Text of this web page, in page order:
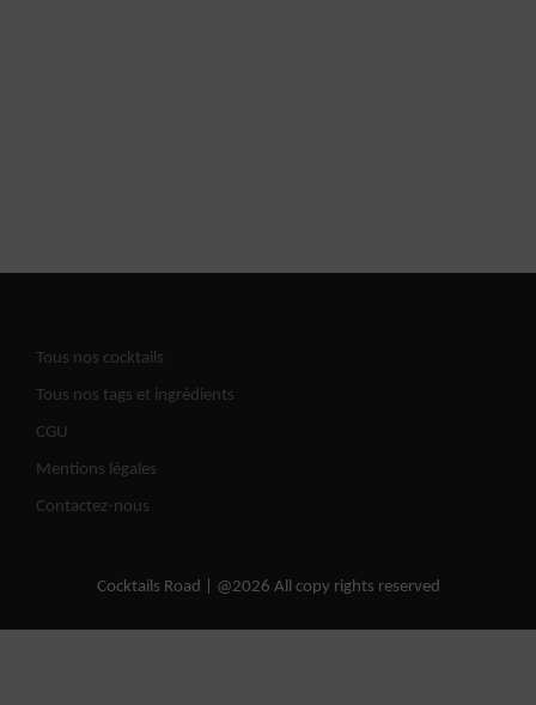
Tous nos cocktails
Tous nos tags et ingrédients
CGU
Mentions légales
Contactez-nous
Cocktails Road | @2026 All copy rights reserved